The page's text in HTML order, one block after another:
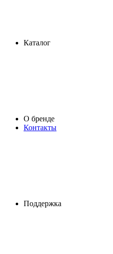
Каталог
О бренде
Контакты
Поддержка